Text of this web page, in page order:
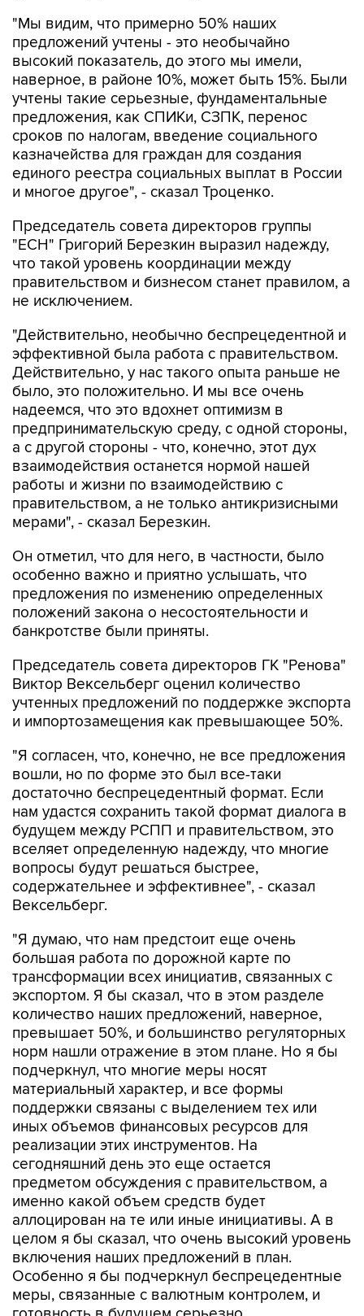
"Мы видим, что примерно 50% наших
предложений учтены - это необычайно
высокий показатель, до этого мы имели,
наверное, в районе 10%, может быть 15%. Были
учтены такие серьезные, фундаментальные
предложения, как СПИКи, СЗПК, перенос
сроков по налогам, введение социального
казначейства для граждан для создания
единого реестра социальных выплат в России
и многое другое", - сказал Троценко.
Председатель совета директоров группы
"ЕСН" Григорий Березкин выразил надежду,
что такой уровень координации между
правительством и бизнесом станет правилом, а
не исключением.
"Действительно, необычно беспрецедентной и
эффективной была работа с правительством.
Действительно, у нас такого опыта раньше не
было, это положительно. И мы все очень
надеемся, что это вдохнет оптимизм в
предпринимательскую среду, с одной стороны,
а с другой стороны - что, конечно, этот дух
взаимодействия останется нормой нашей
работы и жизни по взаимодействию с
правительством, а не только антикризисными
мерами", - сказал Березкин.
Он отметил, что для него, в частности, было
особенно важно и приятно услышать, что
предложения по изменению определенных
положений закона о несостоятельности и
банкротстве были приняты.
Председатель совета директоров ГК "Ренова"
Виктор Вексельберг оценил количество
учтенных предложений по поддержке экспорта
и импортозамещения как превышающее 50%.
"Я согласен, что, конечно, не все предложения
вошли, но по форме это был все-таки
достаточно беспрецедентный формат. Если
нам удастся сохранить такой формат диалога в
будущем между РСПП и правительством, это
вселяет определенную надежду, что многие
вопросы будут решаться быстрее,
содержательнее и эффективнее", - сказал
Вексельберг.
"Я думаю, что нам предстоит еще очень
большая работа по дорожной карте по
трансформации всех инициатив, связанных с
экспортом. Я бы сказал, что в этом разделе
количество наших предложений, наверное,
превышает 50%, и большинство регуляторных
норм нашли отражение в этом плане. Но я бы
подчеркнул, что многие меры носят
материальный характер, и все формы
поддержки связаны с выделением тех или
иных объемов финансовых ресурсов для
реализации этих инструментов. На
сегодняшний день это еще остается
предметом обсуждения с правительством, а
именно какой объем средств будет
аллоцирован на те или иные инициативы. А в
целом я бы сказал, что очень высокий уровень
включения наших предложений в план.
Особенно я бы подчеркнул беспрецедентные
меры, связанные с валютным контролем, и